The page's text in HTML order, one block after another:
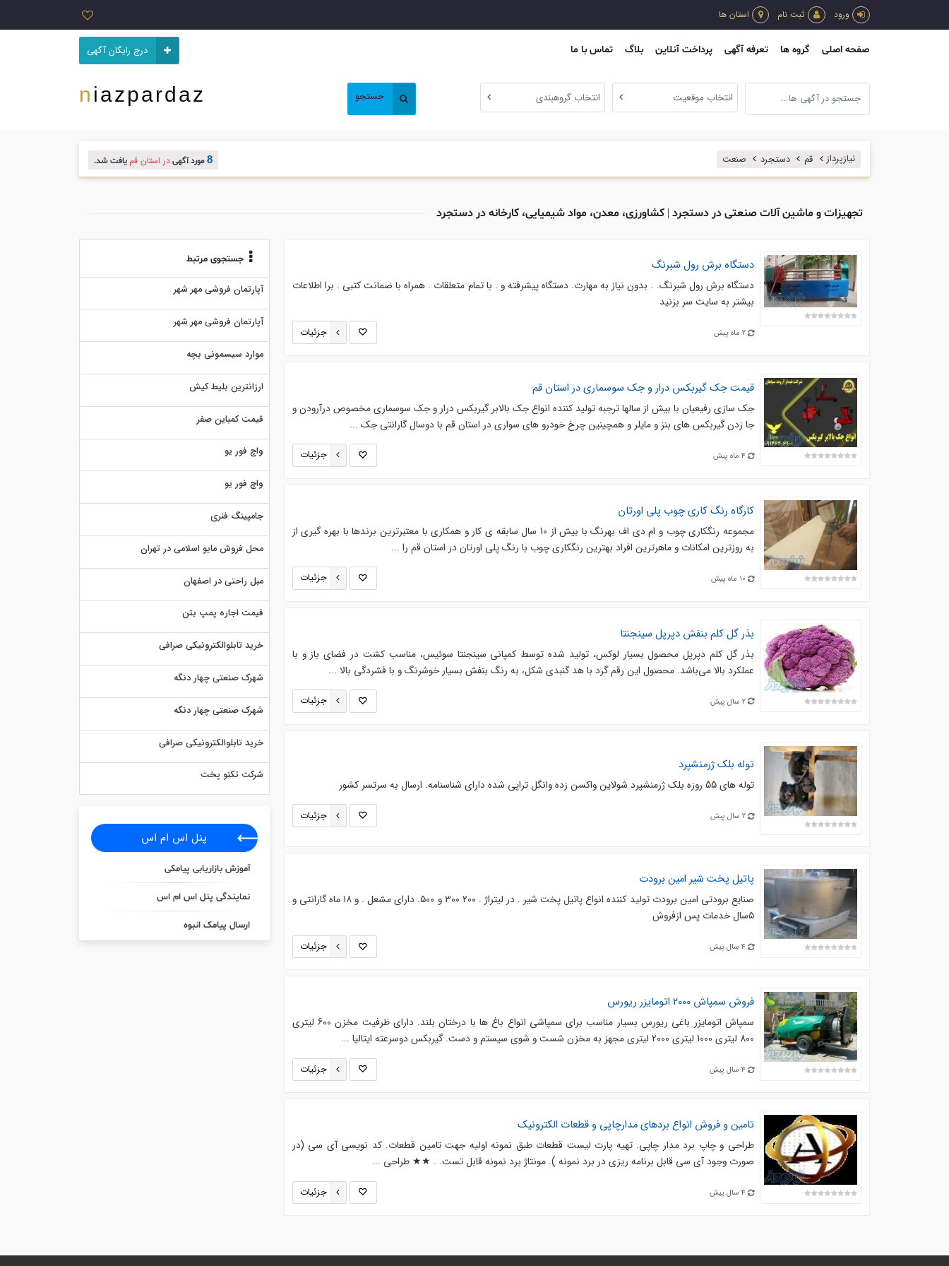
ورود ثبت نام استان ها
درج رایگان آگهی صفحه اصلی گروه ها تعرفه آگهی پرداخت آنلاین بلاگ تماس با ما
انتخاب موقعیت انتخاب گروهبندی جستجو niazpardaz
نیازپرداز قم دستجرد صنعت 8مورد آگهیدر استان قم یافت شد.
تجهیزات و ماشین آلات صنعتی در دستجرد | کشاورزی، معدن، مواد شیمیایی، کارخانه در دستجرد
دستگاه برش رول شبرنگ
دستگاه برش رول شبرنگ. . بدون نیاز به مهارت. دستگاه پیشرفته و . با تمام متعلقات . همراه با ضمانت کتبی . برا اطلاعات
بیشتر به سایت سر بزنید
2 ماه پیش جزئیات
قیمت جک گیربکس درار و جک سوسماری در استان قم
جک سازی رفیعیان با بیش از سالها ترجبه تولید کننده انواع جک بالابر گیربکس درار و جک سوسماری مخصوص درآرودن و
جا زدن گیربکس های بنز و مایلر و همچینین چرخ خودرو های سواری در استان قم با دوسال گارانتی جک ...
4 ماه پیش جزئیات
کارگاه رنگ کاری چوب پلی اورتان
مجموعه رنگکاری چوب و ام دی اف بهرنگ با بیش از 10 سال سابقه ی کار و همکاری با معتبرترین برندها با بهره گیری از
به روزترین امکانات و ماهرترین افراد بهترین رنگکاری چوب با رنگ پلی اورتان در استان قم را ...
10 ماه پیش جزئیات
بذر گل کلم بنفش دپرپل سینجنتا
بذر گل کلم دپرپل محصول بسیار لوکس، تولید شده توسط کمپانی سینجنتا سوئیس، مناسب کشت در فضای باز و با
عملکرد بالا می‌باشد. محصول این رقم گرد با هد گنبدی شکل، به رنگ بنفش بسیار خوشرنگ و با فشردگی بالا ...
2 سال پیش جزئیات
توله بلک ژرمنشپرد
توله های 55 روزه بلک ژرمنشپرد شولاین واکسن زده وانگل تراپی شده دارای شناسنامه. ارسال به سرتسر کشور
2 سال پیش جزئیات
پاتیل پخت شیر امین برودت
صنایع برودتی امین برودت تولید کننده انواع پاتیل پخت شیر . در لیتراژ . ۲۰۰ ۳۰۰ و ۵۰۰. دارای مشعل . و ۱۸ ماه گارانتی و
۵سال خدمات پس ازفروش
4 سال پیش جزئیات
فروش سمپاش 2000 اتومایزر ریورس
سمپاش اتومایزر باغی ریورس بسیار مناسب برای سمپاشی انواع باغ ها با درختان بلند. دارای ظرفیت مخزن 600 لیتری
800 لیتری 1000 لیتری 2000 لیتری مجهز به مخزن شست و شوی سیستم و دست. گیربکس دوسرعته ایتالیا ...
4 سال پیش جزئیات
تامین و فروش انواع بردهای مدارچاپی و قطعات الکترونیک
طراحی و چاپ برد مدار چاپی. تهیه پارت لیست قطعات طبق نمونه اولیه جهت تامین قطعات. کد نویسی آی سی (در
صورت وجود آی سی قابل برنامه ریزی در برد نمونه ). مونتاژ برد نمونه قابل تست. . ★★ طراحی ...
4 سال پیش جزئیات
جستجوی مرتبط
آپارتمان فروشی مهر شهر
آپارتمان فروشی مهر شهر
موارد سیسمونی بچه
ارزانترین بلیط کیش
قیمت کمباین صفر
واچ فور یو
واچ فور یو
جامپینگ فنری
محل فروش مایو اسلامی در تهران
مبل راحتی در اصفهان
قیمت اجاره پمپ بتن
خرید تابلوالکترونیکی صرافی
شهرک صنعتی چهار دنگه
شهرک صنعتی چهار دنگه
خرید تابلوالکترونیکی صرافی
شرکت تکنو پخت
پنل اس ام اس
آموزش بازاریابی پیامکی
نمایندگی پنل اس ام اس
ارسال پیامک انبوه